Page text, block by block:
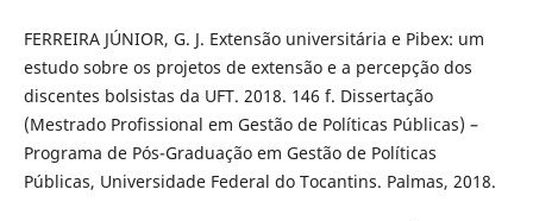
FERREIRA JÚNIOR, G. J. Extensão universitária e Pibex: um
estudo sobre os projetos de extensão e a percepção dos
discentes bolsistas da UFT. 2018. 146 f. Dissertação
(Mestrado Profissional em Gestão de Políticas Públicas) –
Programa de Pós-Graduação em Gestão de Políticas
Públicas, Universidade Federal do Tocantins. Palmas, 2018.